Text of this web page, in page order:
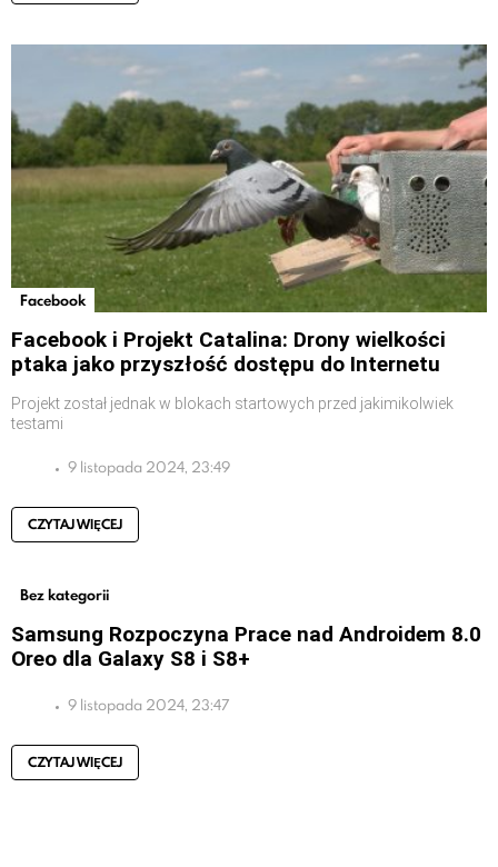
Facebook
Facebook i Projekt Catalina: Drony wielkości
ptaka jako przyszłość dostępu do Internetu
Projekt został jednak w blokach startowych przed jakimikolwiek
testami
9 listopada 2024, 23:49
CZYTAJ WIĘCEJ
Bez kategorii
Samsung Rozpoczyna Prace nad Androidem 8.0
Oreo dla Galaxy S8 i S8+
9 listopada 2024, 23:47
CZYTAJ WIĘCEJ